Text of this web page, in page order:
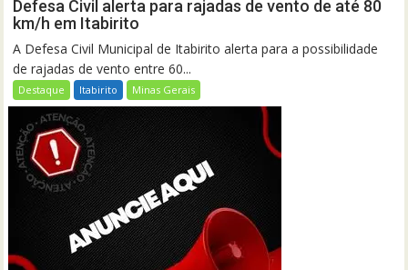
Defesa Civil alerta para rajadas de vento de até 80
km/h em Itabirito
A Defesa Civil Municipal de Itabirito alerta para a possibilidade
de rajadas de vento entre 60...
Destaque Itabirito Minas Gerais